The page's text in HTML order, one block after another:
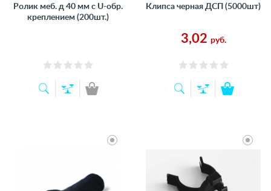
Ролик меб. д 40 мм с U-обр.
креплением (200шт.)
Клипса черная ДСП (5000шт)
3,02 руб.